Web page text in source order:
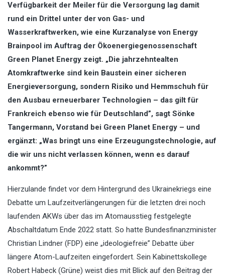
Verfügbarkeit der Meiler für die Versorgung lag damit
rund ein Drittel unter der von Gas- und
Wasserkraftwerken, wie eine Kurzanalyse von Energy
Brainpool im Auftrag der Ökoenergiegenossenschaft
Green Planet Energy zeigt. „Die jahrzehntealten
Atomkraftwerke sind kein Baustein einer sicheren
Energieversorgung, sondern Risiko und Hemmschuh für
den Ausbau erneuerbarer Technologien – das gilt für
Frankreich ebenso wie für Deutschland”, sagt Sönke
Tangermann, Vorstand bei Green Planet Energy – und
ergänzt: „Was bringt uns eine Erzeugungstechnologie, auf
die wir uns nicht verlassen können, wenn es darauf
ankommt?”
Hierzulande findet vor dem Hintergrund des Ukrainekriegs eine
Debatte um Laufzeitverlängerungen für die letzten drei noch
laufenden AKWs über das im Atomausstieg festgelegte
Abschaltdatum Ende 2022 statt. So hatte Bundesfinanzminister
Christian Lindner (FDP) eine „ideologiefreie” Debatte über
längere Atom-Laufzeiten eingefordert. Sein Kabinettskollege
Robert Habeck (Grüne) weist dies mit Blick auf den Beitrag der